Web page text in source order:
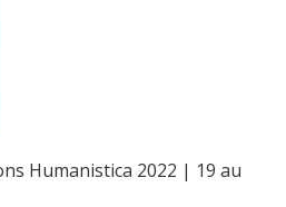
Humanistica 2022 | 19 au